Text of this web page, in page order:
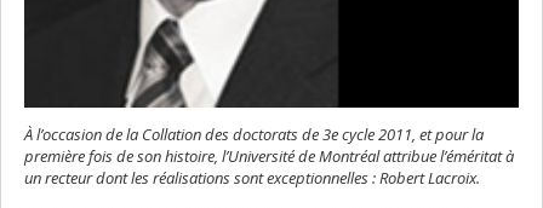
À l’occasion de la Collation des doctorats de 3e cycle 2011, et pour la
première fois de son histoire, l’Université de Montréal attribue l’éméritat à
un recteur dont les réalisations sont exceptionnelles : Robert Lacroix.